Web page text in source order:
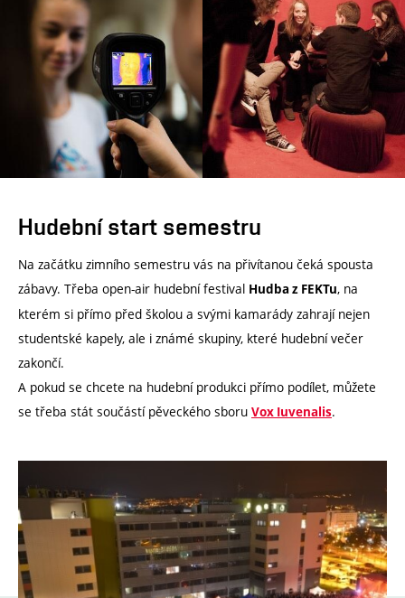
Hudební start semestru
Na začátku zimního semestru vás na přivítanou čeká spousta
zábavy. Třeba open-air hudební festival Hudba z FEKTu, na
kterém si přímo před školou a svými kamarády zahrají nejen
studentské kapely, ale i známé skupiny, které hudební večer
zakončí.
A pokud se chcete na hudební produkci přímo podílet, můžete
se třeba stát součástí pěveckého sboru Vox Iuvenalis.